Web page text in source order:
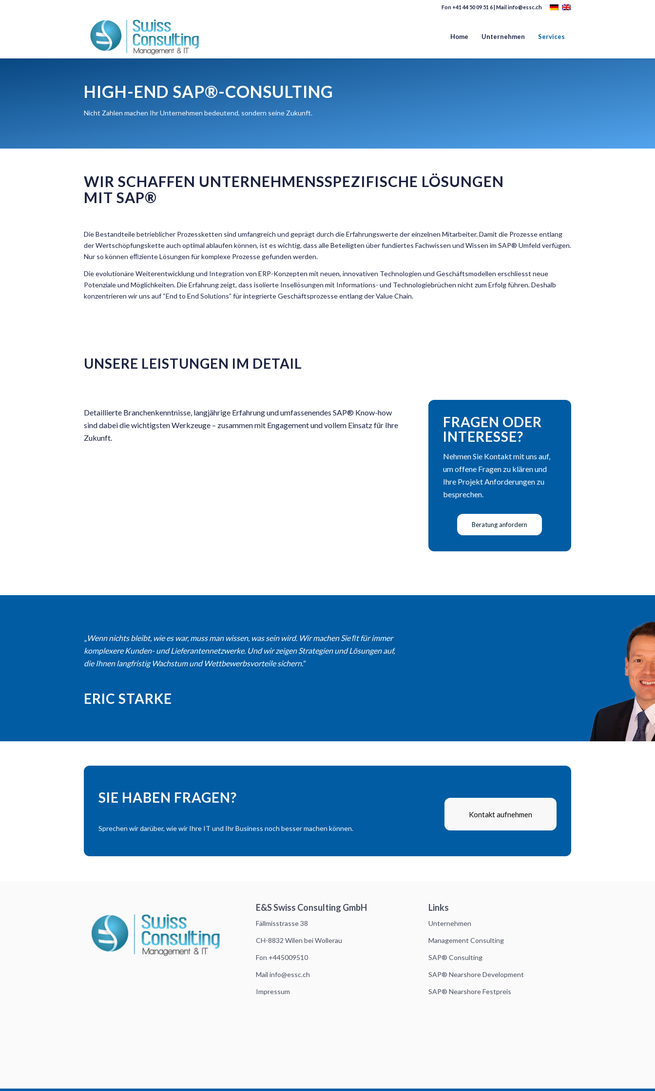
Fon +41 44 50 09 51 6| Mailinfo@essc.ch
Home Unternehmen Services
HIGH-END SAP®-CONSULTING
Nicht Zahlen machen Ihr Unternehmen bedeutend, sondern seine Zukunft.
WIR SCHAFFEN UNTERNEHMENSSPEZIFISCHE LÖSUNGEN
MIT SAP®
Die Bestandteile betrieblicher Prozessketten sind umfangreich und geprägt durch die Erfahrungswerte der einzelnen Mitarbeiter. Damit die Prozesse entlang
der Wertschöpfungskette auch optimal ablaufen können, ist es wichtig, dass alle Beteiligten über fundiertes Fachwissen und Wissen im SAP® Umfeld verfügen.
Nur so können eﬃziente Lösungen für komplexe Prozesse gefunden werden.
Die evolutionäre Weiterentwicklung und Integration von ERP-Konzepten mit neuen, innovativen Technologien und Geschäftsmodellen erschliesst neue
Potenziale und Möglichkeiten. Die Erfahrung zeigt, dass isolierte Insellösungen mit Informations- und Technologiebrüchen nicht zum Erfolg führen. Deshalb
konzentrieren wir uns auf “End to End Solutions” für integrierte Geschäftsprozesse entlang der Value Chain.
UNSERE LEISTUNGEN IM DETAIL
Detaillierte Branchenkenntnisse, langjährige Erfahrung und umfassenendes SAP® Know-how
sind dabei die wichtigsten Werkzeuge – zusammen mit Engagement und vollem Einsatz für Ihre
Zukunft.
FRAGEN ODER
INTERESSE?
Nehmen Sie Kontakt mit uns auf,
um offene Fragen zu klären und
Ihre Projekt Anforderungen zu
besprechen.
Beratung anfordern
„Wenn nichts bleibt, wie es war, muss man wissen, was sein wird. Wir machen Sie ﬁt für immer
komplexere Kunden- und Lieferantennetzwerke. Und wir zeigen Strategien und Lösungen auf,
die Ihnen langfristig Wachstum und Wettbewerbsvorteile sichern.“
ERIC STARKE
SIE HABEN FRAGEN?
Sprechen wir darüber, wie wir Ihre IT und Ihr Business noch besser machen können.
Kontakt aufnehmen
E&S Swiss Consulting GmbH
Fällmisstrasse 38
CH-8832 Wilen bei Wollerau
Fon +445009510
Mailinfo@essc.ch
Impressum
Links
Unternehmen
Management Consulting
SAP® Consulting
SAP® Nearshore Development
SAP® Nearshore Festpreis